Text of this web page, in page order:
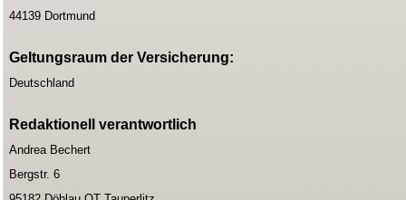
44139 Dortmund
Geltungsraum der Versicherung:
Deutschland
Redaktionell verantwortlich
Andrea Bechert
Bergstr. 6